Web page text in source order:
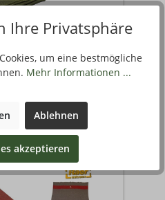
MEDICAL CORPS,
OLIV A
Stück ab 33
verfügbar
Ihre Privatsphäre
um eine bestmögliche
Mehr Informationen ...
Ablehnen
akzeptieren